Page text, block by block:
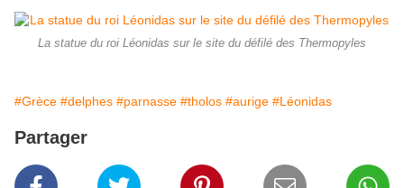
La statue du roi Léonidas sur le site du défilé des Thermopyles
#Grèce #delphes #parnasse #tholos #aurige #Léonidas
Partager